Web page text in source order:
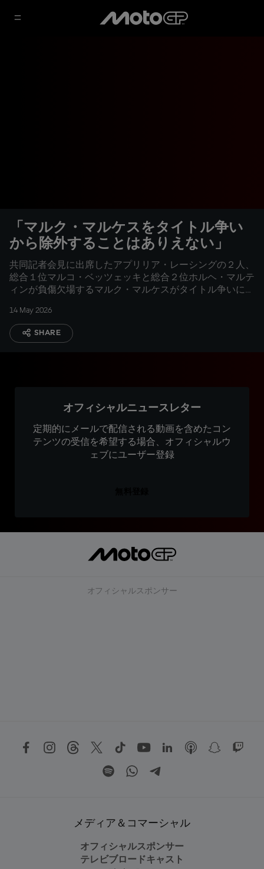
「マルク・マルケスをタイトル争い
から除外することはありえない」
共同記者会見に出席したアプリリア・レーシングの２人、
総合１位マルコ・ベッツェッキと総合２位ホルヘ・マルテ
ィンが負傷欠場するマルク・マルケスがタイトル争いに戻
14 May 2026
SHARE
オフィシャルニュースレター
定期的にメールで配信される動画を含めたコン
テンツの受信を希望する場合、オフィシャルウ
ェブにユーザー登録
オフィシャルスポンサー
メディア＆コマーシャル
オフィシャルスポンサー
テレビブロードキャスト